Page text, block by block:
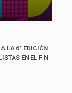
LA 6° EDICIÓN
EN EL FIN